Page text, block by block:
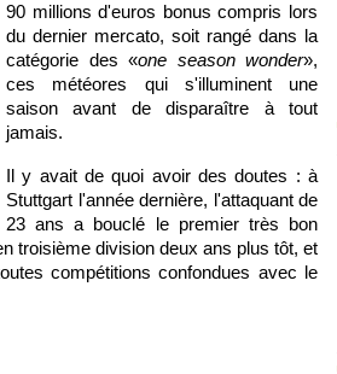
90 millions d'euros bonus compris lors
du dernier mercato, soit rangé dans la
catégorie des «one season wonder»,
ces météores qui s'illuminent une
saison avant de disparaître à tout
jamais.
Il y avait de quoi avoir des doutes : à
Stuttgart l'année dernière, l'attaquant de
23 ans a bouclé le premier très bon
troisième division deux ans plus tôt, et
compétitions confondues avec le